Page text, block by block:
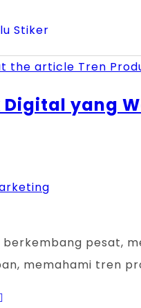
Digital yang
pesat,
memahami tren